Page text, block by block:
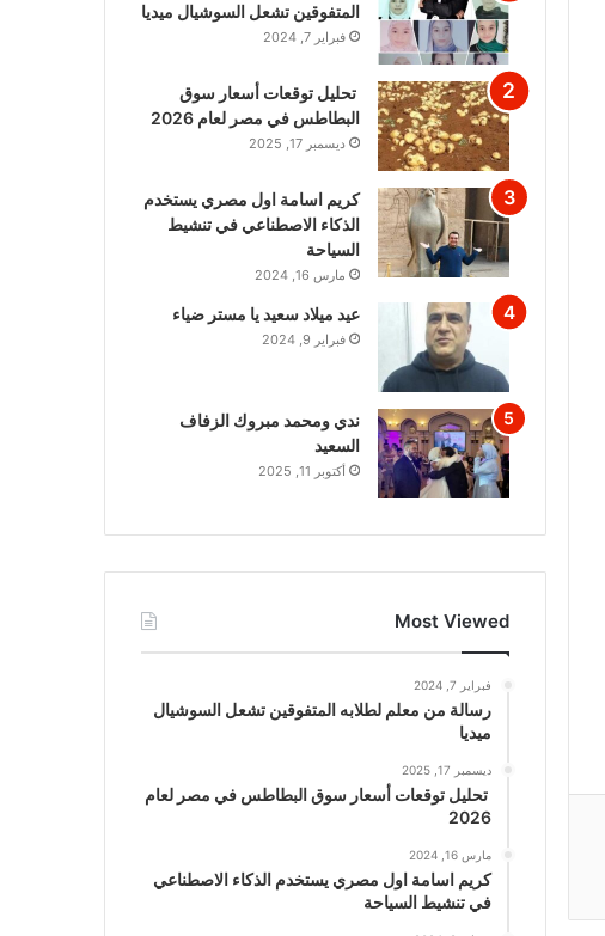
المتفوقين تشعل السوشيال ميديا
فبراير 7, 2024
تحليل توقعات أسعار سوق
البطاطس في مصر لعام 2026
ديسمبر 17, 2025
كريم اسامة اول مصري يستخدم
الذكاء الاصطناعي في تنشيط
السياحة
مارس 16, 2024
عيد ميلاد سعيد يا مستر ضياء
فبراير 9, 2024
ندي ومحمد مبروك الزفاف
السعيد
أكتوبر 11, 2025
Most Viewed
فبراير 7, 2024
رسالة من معلم لطلابه المتفوقين تشعل السوشيال
ميديا
ديسمبر 17, 2025
تحليل توقعات أسعار سوق البطاطس في مصر لعام
2026
مارس 16, 2024
كريم اسامة اول مصري يستخدم الذكاء الاصطناعي
في تنشيط السياحة